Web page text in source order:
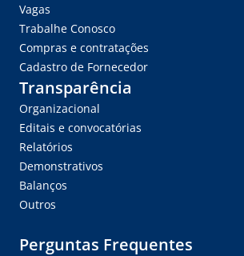
Vagas
Trabalhe Conosco
Compras e contratações
Cadastro de Fornecedor
Transparência
Organizacional
Editais e convocatórias
Relatórios
Demonstrativos
Balanços
Outros
Perguntas Frequentes